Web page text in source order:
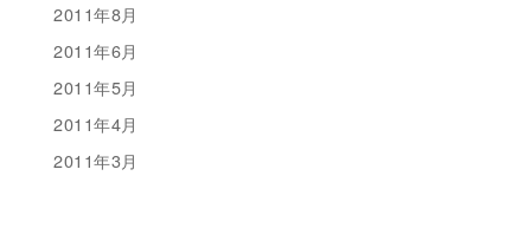
2011年8月
2011年6月
2011年5月
2011年4月
2011年3月